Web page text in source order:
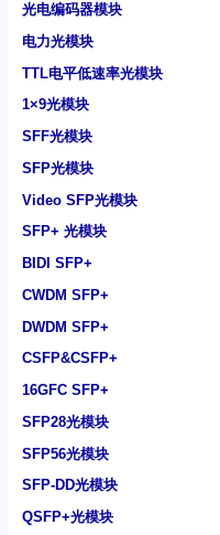
光电编码器模块
电力光模块
TTL电平低速率光模块
1×9光模块
SFF光模块
SFP光模块
Video SFP光模块
SFP+ 光模块
BIDI SFP+
CWDM SFP+
DWDM SFP+
CSFP&CSFP+
16GFC SFP+
SFP28光模块
SFP56光模块
SFP-DD光模块
QSFP+光模块